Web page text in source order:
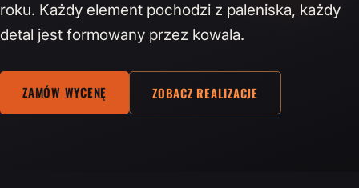
roku. Każdy element pochodzi z paleniska, każdy
detal jest formowany przez kowala.
ZAMÓW WYCENĘ ZOBACZ REALIZACJE